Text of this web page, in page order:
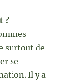
?
surtout de
se
Il y a